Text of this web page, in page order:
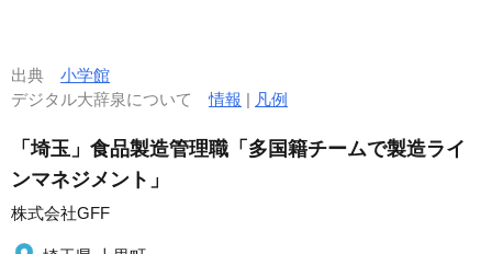
出典 小学館
デジタル大辞泉について情報 | 凡例
「埼玉」食品製造管理職「多国籍チームで製造ライ
ンマネジメント」
株式会社GFF